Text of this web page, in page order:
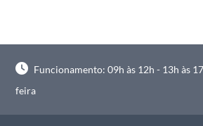
Funcionamento: 09h às 12h - 13h às
feira